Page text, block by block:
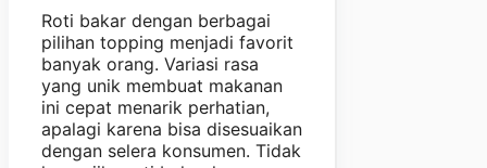
Roti bakar dengan berbagai
pilihan topping menjadi favorit
banyak orang. Variasi rasa
yang unik membuat makanan
ini cepat menarik perhatian,
apalagi karena bisa disesuaikan
dengan selera konsumen. Tidak